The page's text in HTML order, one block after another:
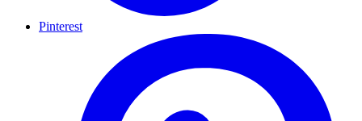
Pinterest